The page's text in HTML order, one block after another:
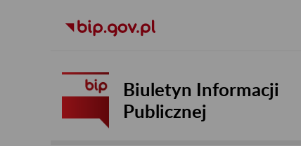
Biuletyn Informacji
Publicznej